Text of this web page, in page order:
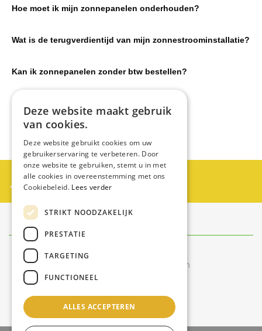
Hoe moet ik mijn zonnepanelen onderhouden?
Wat is de terugverdientijd van mijn zonnestroominstallatie?
Kan ik zonnepanelen zonder btw bestellen?
Partner worden?
Neem contact op met Swiss Zontechniek
Contact
info@swisszontechniek.nl
Bereikbaar tijdens kantooruren
van maandag t/m vrijdag
9.00 uur – 16.00 uur
Deze website maakt gebruik
van cookies.
Deze website gebruikt cookies om uw
gebruikerservaring te verbeteren. Door
onze website te gebruiken, stemt u in met
alle cookies in overeenstemming met ons
Cookiebeleid. Lees verder
STRIKT NOODZAKELIJK
PRESTATIE
TARGETING
FUNCTIONEEL
ALLES ACCEPTEREN